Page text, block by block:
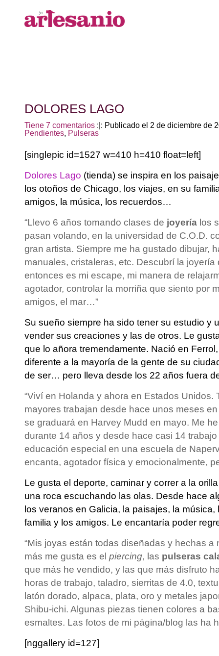
DOLORES LAGO
Tiene 7 comentarios :|: Publicado el 2 de diciembre de
Pendientes, Pulseras
[singlepic id=1527 w=410 h=410 float=left]
Dolores Lago (tienda) se inspira en los
los otoños de Chicago, los viajes, en su
amigos, la música, los recuerdos…
“Llevo 6 años tomando clases de joyería los
pasan volando, en la universidad de C.O.D.
gran artista. Siempre me ha gustado dibujar,
manuales, cristaleras, etc. Descubrí la
entonces es mi escape, mi manera de
agotador, controlar la morriña que siento por
amigos, el mar…”
Su sueño siempre ha sido tener su estudio y
vender sus creaciones y las de otros. Le
que lo añora tremendamente. Nació en
diferente a la mayoría de la gente de su
de ser… pero lleva desde los 22 años fuera
“Viví en Holanda y ahora en Estados Unidos.
mayores trabajan desde hace unos meses
se graduará en Harvey Mudd en mayo. Me
durante 14 años y desde hace casi 14
educación especial en una escuela de
encanta, agotador física y emocionalmente,
Le gusta el deporte, caminar y correr a la
una roca escuchando las olas. Desde hace
los veranos en Galicia, la paisajes, la
familia y los amigos. Le encantaría poder
“Mis joyas están todas diseñadas y hechas a
más me gusta es el piercing, las pulseras
que más he vendido, y las que más disfruto
horas de trabajo, taladro, sierritas de 4.0,
latón dorado, alpaca, plata, oro y metales
Shibu-ichi. Algunas piezas tienen colores a
esmaltes. Las fotos de mi página/blog las ha
[nggallery id=127]